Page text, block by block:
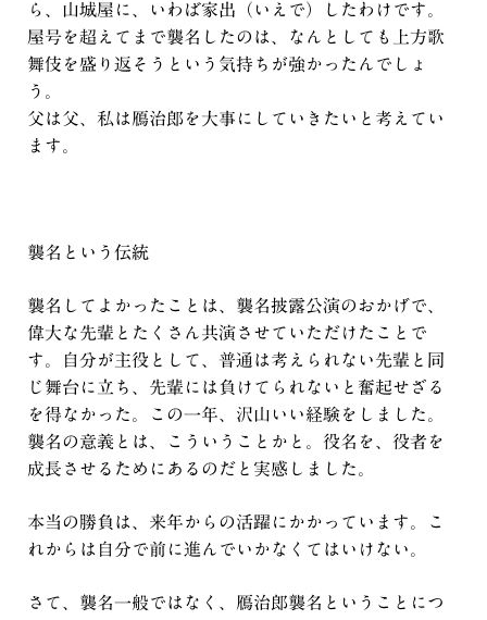
ら、山城屋に、いわば家出（いえで）したわけです。
屋号を超えてまで襲名したのは、なんとしても上方歌
舞伎を盛り返そうという気持ちが強かったんでしょ
う。
父は父、私は鴈治郎を大事にしていきたいと考えてい
ます。
襲名という伝統
襲名してよかったことは、襲名披露公演のおかげで、
偉大な先輩とたくさん共演させていただけたことで
す。自分が主役として、普通は考えられない先輩と同
じ舞台に立ち、先輩には負けてられないと奮起せざる
を得なかった。この一年、沢山いい経験をしました。
襲名の意義とは、こういうことかと。役名を、役者を
成長させるためにあるのだと実感しました。
本当の勝負は、来年からの活躍にかかっています。こ
れからは自分で前に進んでいかなくてはいけない。
さて、襲名一般ではなく、鴈治郎襲名ということにつ